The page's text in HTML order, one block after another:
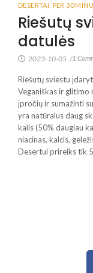
DESERTAI
PER 30
Riešutų
datulės
2023-10-05 /1
Riešutų sviestu
Veganiškas ir
įpročių ir sumažinti
yra natūralus daug
kalis (50% daugiau
niacinas, kalcis,
Desertui prireiks tik